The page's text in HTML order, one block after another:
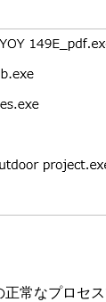
正常なプロセ